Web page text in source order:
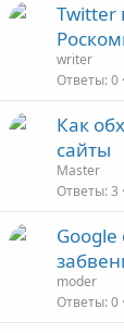
Twitter
writer
Ответы 0
Как
сайты
Master
Ответы 3
Google
moder
Ответы 0